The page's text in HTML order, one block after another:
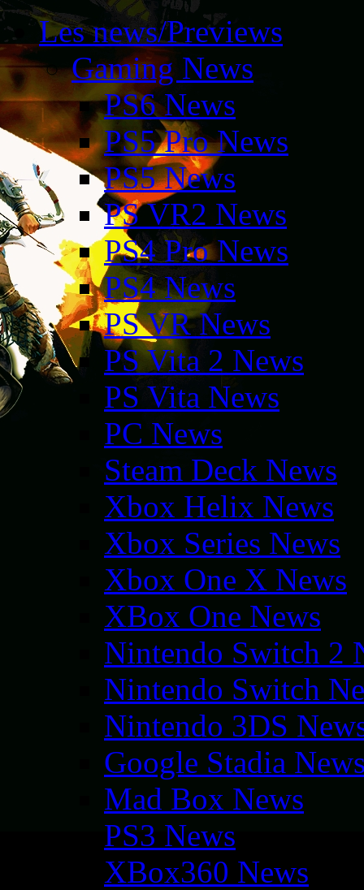
Les news/Previews
Gaming News
PS6 News
PS5 Pro News
PS5 News
PS VR2 News
PS4 Pro News
PS4 News
PS VR News
PS Vita 2 News
PS Vita News
PC News
Steam Deck News
Xbox Helix News
Xbox Series News
Xbox One X News
XBox One News
Nintendo Switch 2
Nintendo Switch
Nintendo 3DS
Google Stadia
Mad Box News
PS3 News
XBox360 News